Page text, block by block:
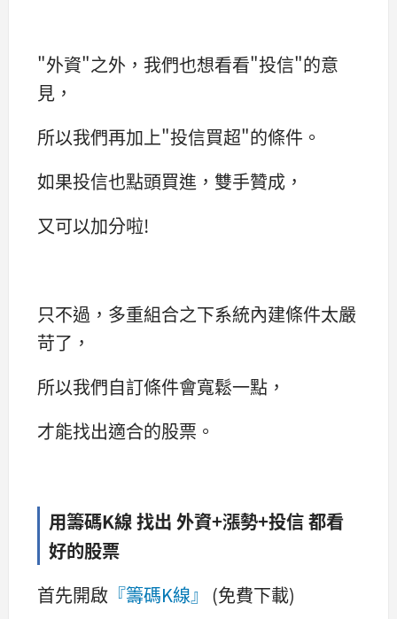
"外資"之外，我們也想看看"投信"的意
見，
所以我們再加上"投信買超"的條件。
如果投信也點頭買進，雙手贊成，
又可以加分啦!
只不過，多重組合之下系統內建條件太嚴
苛了，
所以我們自訂條件會寬鬆一點，
才能找出適合的股票。
用籌碼K線 找出 外資+漲勢+投信 都看
好的股票
首先開啟 『籌碼K線』 (免費下載)